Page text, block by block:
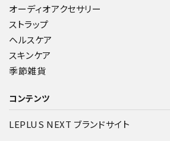
オーディオアクセサリー
ストラップ
ヘルスケア
スキンケア
季節雑貨
コンテンツ
LEPLUS NEXT ブランドサイト